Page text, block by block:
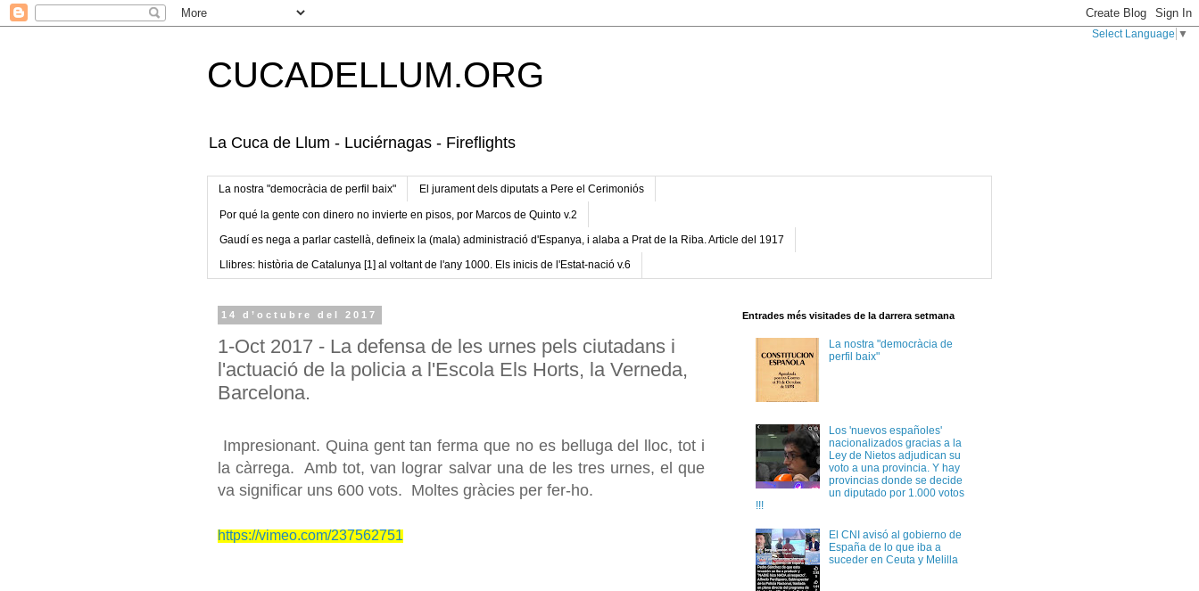
Select Language ▼
CUCADELLUM.ORG
La Cuca de Llum - Luciérnagas - Fireflights
La nostra "democràcia de perfil baix" El jurament dels diputats a Pere el Cerimoniós
Por qué la gente con dinero no invierte en pisos, por Marcos de Quinto v.2
Gaudí es nega a parlar castellà, defineix la (mala) administració d'Espanya, i alaba a Prat de la Riba. Article del 1917
Llibres: història de Catalunya [1] al voltant de l'any 1000. Els inicis de l'Estat-nació v.6
14 d’octubre del 2017
1-Oct 2017 - La defensa de les urnes pels ciutadans i
l'actuació de la policia a l'Escola Els Horts, la Verneda,
Barcelona.
Impresionant. Quina gent tan ferma que no es belluga del lloc, tot i
la càrrega. Amb tot, van lograr salvar una de les tres urnes, el que
va significar uns 600 vots. Moltes gràcies per fer-ho.
https://vimeo.com/237562751
Entrades més visitades de la darrera setmana
La nostra "democràcia de
perfil baix"
Los 'nuevos españoles'
nacionalizados gracias a la
Ley de Nietos adjudican su
voto a una provincia. Y hay
provincias donde se decide
un diputado por 1.000 votos
!!!
El CNI avisó al gobierno de
España de lo que iba a
suceder en Ceuta y Melilla